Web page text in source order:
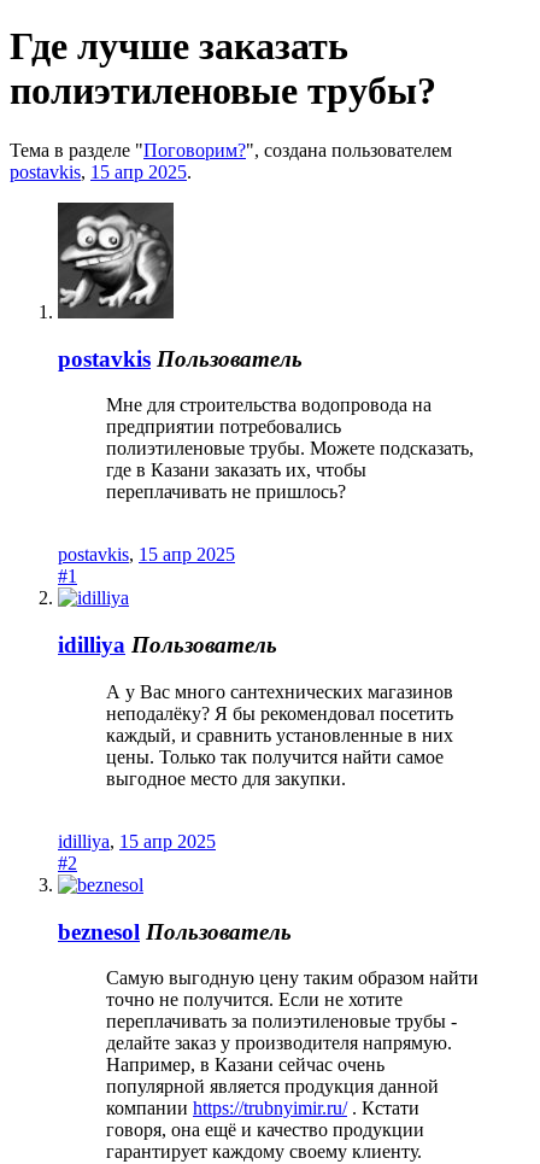
Где лучше заказать
полиэтиленовые трубы?
Тема в разделе "Поговорим?", создана пользователем
postavkis, 15 апр 2025.
postavkis Пользователь
Мне для строительства водопровода на
предприятии потребовались
полиэтиленовые трубы. Можете подсказать,
где в Казани заказать их, чтобы
переплачивать не пришлось?
postavkis, 15 апр 2025
#1
idilliya Пользователь
А у Вас много сантехнических магазинов
неподалёку? Я бы рекомендовал посетить
каждый, и сравнить установленные в них
цены. Только так получится найти самое
выгодное место для закупки.
idilliya, 15 апр 2025
#2
beznesol Пользователь
Самую выгодную цену таким образом найти
точно не получится. Если не хотите
переплачивать за полиэтиленовые трубы -
делайте заказ у производителя напрямую.
Например, в Казани сейчас очень
популярной является продукция данной
компании https://trubnyimir.ru/. Кстати
говоря, она ещё и качество продукции
гарантирует каждому своему клиенту.